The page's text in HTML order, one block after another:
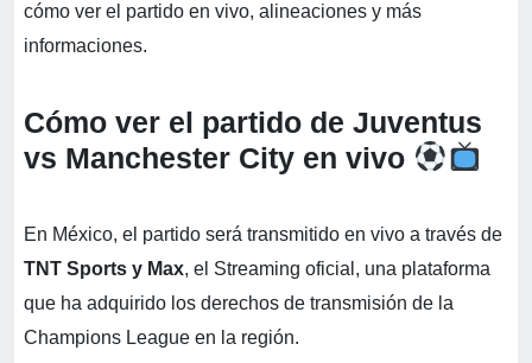
cómo ver el partido en vivo, alineaciones y más
informaciones.
Cómo ver el partido de Juventus
vs Manchester City en vivo
En México, el partido será transmitido en vivo a través de
TNT Sports y Max, el Streaming oficial, una plataforma
que ha adquirido los derechos de transmisión de la
Champions League en la región.